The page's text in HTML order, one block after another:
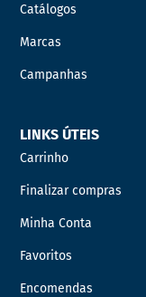
Catálogos
Marcas
Campanhas
LINKS ÚTEIS
Carrinho
Finalizar compras
Minha Conta
Favoritos
Encomendas